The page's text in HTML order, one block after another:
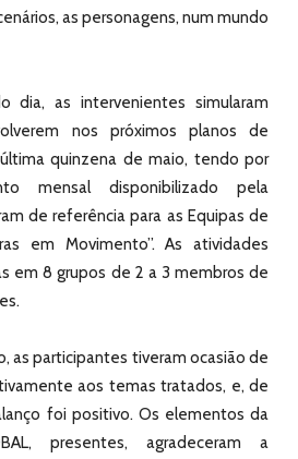
as personagens, num mundo
dia, as intervenientes simularam
nos próximos planos de
quinzena de maio, tendo por
mensal disponibilizado pela
de referência para as Equipas de
em Movimento”. As atividades
em 8 grupos de 2 a 3 membros de
as participantes tiveram ocasião de
aos temas tratados, e, de
foi positivo. Os elementos da
presentes, agradeceram a